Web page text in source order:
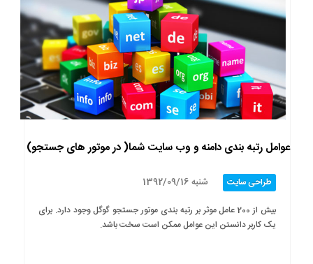
عوامل رتبه بندی دامنه و وب سایت شما( در موتور های جستجو)
طراحی سایت شنبه 1392/09/16
بیش از 200 عامل موثر بر رتبه بندی موتور جستجو گوگل وجود دارد. برای
یک کاربر دانستن این عوامل ممکن است سخت باشد.